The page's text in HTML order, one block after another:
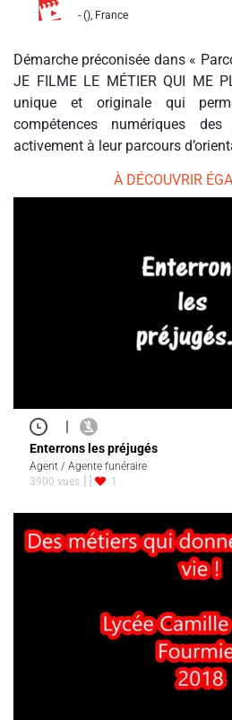
- (), France
Démarche préconisée dans «
JE FILME LE MÉTIER QUI ME
unique et originale qui
compétences numériques
activement à leur parcours
À DÉCOUVRIR
|
Enterrons les préjugés
Agent / Agente funéraire
3900 vues
1